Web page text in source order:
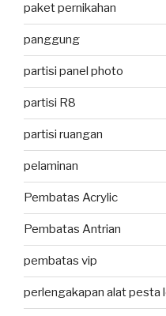
paket pernikahan
panggung
partisi panel photo
partisi R8
partisi ruangan
pelaminan
Pembatas Acrylic
Pembatas Antrian
pembatas vip
perlengakapan alat pesta